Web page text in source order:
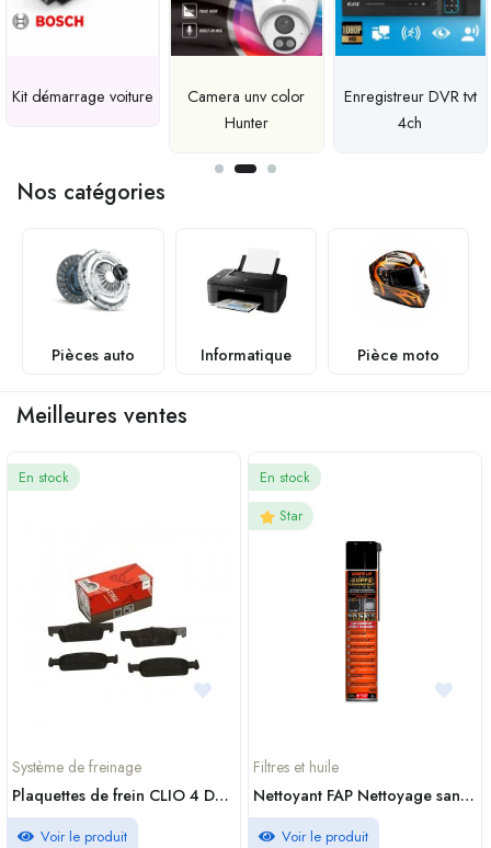
Kit démarrage voiture
Camera unv color
Hunter
Enregistreur DVR tvt
4ch
Nos catégories
Pièces auto Informatique Pièce moto
Meilleures ventes
En stock
Système de freinage
Plaquettes de frein CLIO 4 DACIA LOGAN TRW Kit de plaquettes de frein frein à disque
Voir le produit
En stock
Star
Filtres et huile
Nettoyant FAP Nettoyage sans démontage 750 ml Warm Up DCS750 maroc
Voir le produit